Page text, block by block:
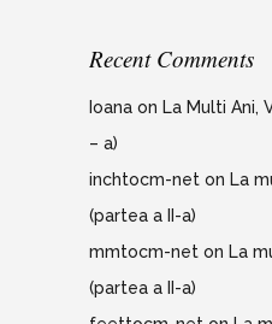
Recent Comments
Ioana on La Multi Ani,
– a)
inchtocm-net on La
(partea a II-a)
mmtocm-net on La
(partea a II-a)